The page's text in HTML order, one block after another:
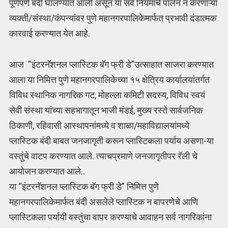
पूर्णपणे बंदी घालण्यात आली असून या सर्व नियमांचे पालन न करणाऱ्या
व्यक्ती/संस्था/कंपन्यांवर पुणे महानगरपालिकेमार्फत प्रभावी दंडात्मक
कारवाई करण्यात येत आहे.
आज “इंटरनॅशनल प्लास्टिक बॅग फ्री डे”उत्साहात साजरा करण्यात
आला या निमित्त पुणे महानगरपालिकेच्या १५ क्षेत्रिय कार्यालयांतर्गत
विविध स्थानिक नागरिक गट, मोहल्ला कमिटी सदस्य, विविध स्वयं
सेवी संस्था यांच्या सहभागातून भाजी मंडई, मुख्य रस्ते सार्वजनिक
ठिकाणी, रहिवासी आस्थापनांमध्ये व शाळा/महाविद्यालयांमध्ये
प्लास्टिक बंदी बाबत जनजागृती करून प्लास्टिकला पर्याय असणा-या
वस्तुंचे वाटप करण्यात आले. त्याचप्रमाणे जनजागृतीपर रॅली चे
आयोजन करण्यात आले..
या “इंटरनॅशनल प्लास्टिक बॅग फ्री डे” निमित्त पुणे
महानगरपालिकेमार्फत बंदी असलेले प्लास्टिक न वापरणेचे आणि
प्लास्टिकला पर्यायी वस्तुंचा वापर करण्याचे आवाहन सर्व नागरिकांना